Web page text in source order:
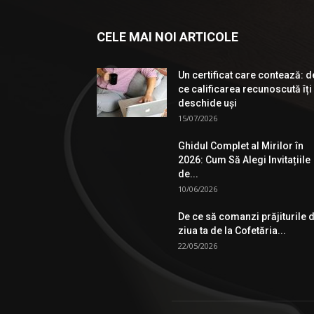
CELE MAI NOI ARTICOLE
Un certificat care contează:
ce calificarea recunoscută îți
deschide uși
15/07/2026
Ghidul Complet al Mirilor în
2026: Cum Să Alegi Invitațiile
de...
10/06/2026
De ce să comanzi prăjiturile
ziua ta de la Cofetăria...
22/05/2026